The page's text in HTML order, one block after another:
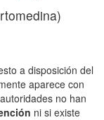
a disposición del
aparece con
no han
ni si existe